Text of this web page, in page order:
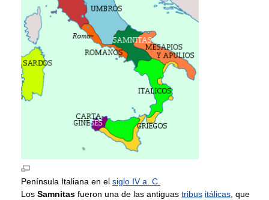
Península Italiana en el siglo IV a. C.
Los Samnitas fueron una de las antiguas tribus itálicas , que